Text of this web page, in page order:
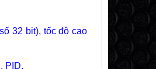
32 bit), tốc độ cao
PID.